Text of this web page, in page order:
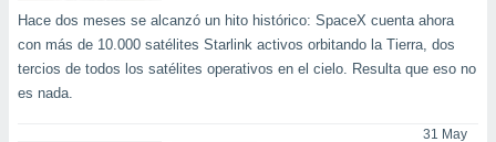
Hace dos meses se alcanzó un hito histórico: SpaceX cuenta ahora
con más de 10.000 satélites Starlink activos orbitando la Tierra, dos
tercios de todos los satélites operativos en el cielo. Resulta que eso no
es nada.
31 May